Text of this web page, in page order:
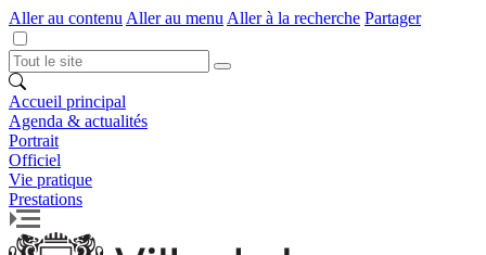
Aller au contenu Aller au menu Aller à la recherche Partager
Accueil principal
Agenda & actualités
Portrait
Officiel
Vie pratique
Prestations